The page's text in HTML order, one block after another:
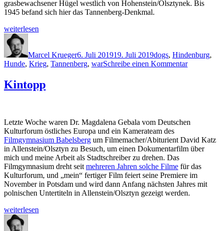
grasbewachsener Hügel westlich von Hohenstein/Olsztynek. Bis
1945 befand sich hier das Tannenberg-Denkmal.
„Wenn
dann
der
Krieg“
weiterlesen
Marcel Krueger6. Juli 201919. Juli 2019dogs, Hindenburg,
Hunde, Krieg, Tannenberg, warSchreibe einen Kommentarzu
Kintopp
Letzte Woche waren Dr. Magdalena Gebala vom Deutschen
Kulturforum östliches Europa und ein Kamerateam des
Filmgymnasium Babelsberg um Filmemacher/Abiturient David Katz
in Allenstein/Olsztyn zu Besuch, um einen Dokumentarfilm über
mich und meine Arbeit als Stadtschreiber zu drehen. Das
Filmgymnasium dreht seit mehreren Jahren solche Filme für das
Kulturforum, und „mein“ fertiger Film feiert seine Premiere im
November in Potsdam und wird dann Anfang nächsten Jahres mit
polnischen Untertiteln in Allenstein/Olsztyn gezeigt werden.
„Kintopp“
weiterlesen